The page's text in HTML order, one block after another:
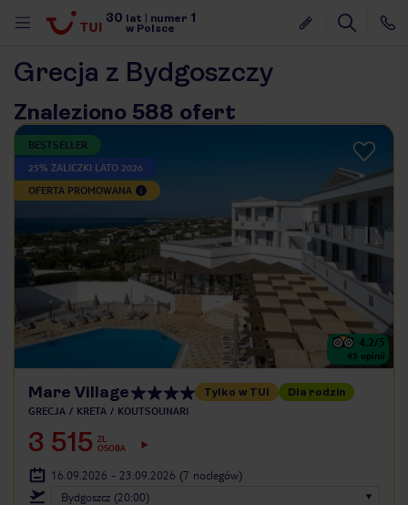
30 lat numer 1
w Polsce
Grecja z Bydgoszczy
Znaleziono 588 ofert
BESTSELLER
25% ZALICZKI LATO 2026
OFERTA PROMOWANA
4.2/5
45 opinii
Mare Village Tylko w TUI Dla rodzin
GRECJA KRETA KOUTSOUNARI
3 515 ZŁ
OSOBA
16.09.2026 - 23.09.2026 (7 noclegów)
Bydgoszcz (20:00)